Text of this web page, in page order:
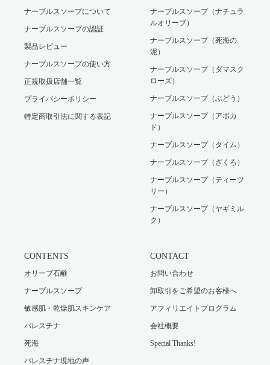
ナーブルスソープについて
ナーブルスソープの認証
製品レビュー
ナーブルスソープの使い方
正規取扱店舗一覧
プライバシーポリシー
特定商取引法に関する表記
ナーブルスソープ（ナチュラ
ルオリーブ）
ナーブルスソープ（死海の
泥）
ナーブルスソープ（ダマスク
ローズ）
ナーブルスソープ（ぶどう）
ナーブルスソープ（アボカ
ド）
ナーブルスソープ（タイム）
ナーブルスソープ（ざくろ）
ナーブルスソープ（ティーツ
リー）
ナーブルスソープ（ヤギミル
ク）
CONTENTS
オリーブ石鹸
ナーブルスソープ
敏感肌・乾燥肌スキンケア
パレスチナ
死海
パレスチナ現地の声
CONTACT
お問い合わせ
卸取引をご希望のお客様へ
アフィリエイトプログラム
会社概要
Special Thanks!